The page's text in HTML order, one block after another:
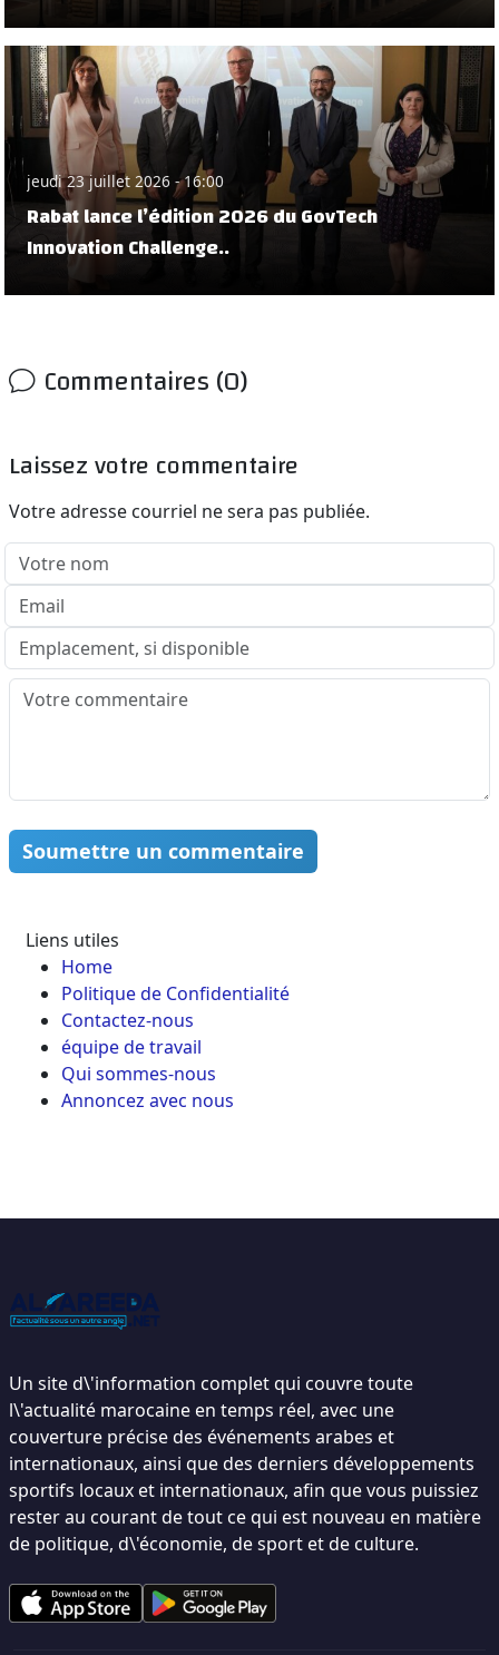
jeudi 23 juillet 2026 - 16:00
Rabat lance l’édition 2026 du GovTech
Innovation Challenge..
Commentaires (0)
Laissez votre commentaire
Votre adresse courriel ne sera pas publiée.
Soumettre un commentaire
Liens utiles
Home
Politique de Confidentialité
Contactez-nous
équipe de travail
Qui sommes-nous
Annoncez avec nous
Un site d\'information complet qui couvre toute
l\'actualité marocaine en temps réel, avec une
couverture précise des événements arabes et
internationaux, ainsi que des derniers développements
sportifs locaux et internationaux, afin que vous puissiez
rester au courant de tout ce qui est nouveau en matière
de politique, d\'économie, de sport et de culture.